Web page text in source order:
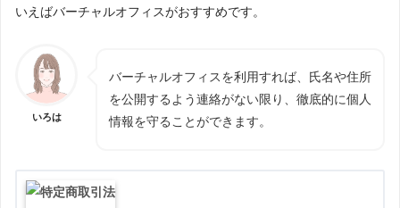
いえばバーチャルオフィスがおすすめです。
いろは
バーチャルオフィスを利用すれば、氏名や住所
を公開するよう連絡がない限り、徹底的に個人
情報を守ることができます。